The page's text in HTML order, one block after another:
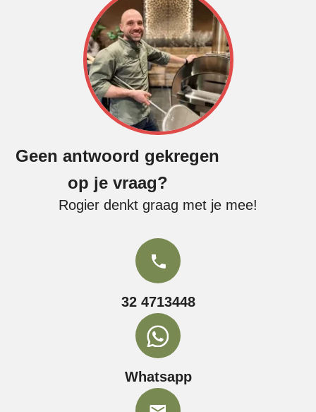
Geen antwoord gekregen
op je vraag?
Rogier denkt graag met je mee!
32 4713448
Whatsapp